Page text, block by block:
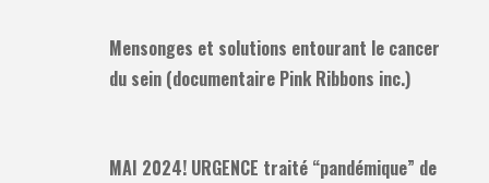
Mensonges et solutions entourant le cancer
du sein (documentaire Pink Ribbons inc.)
MAI 2024! URGENCE traité “pandémique” de